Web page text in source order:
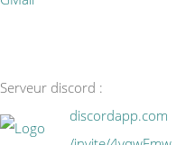
Serveur discord :
discordapp.com